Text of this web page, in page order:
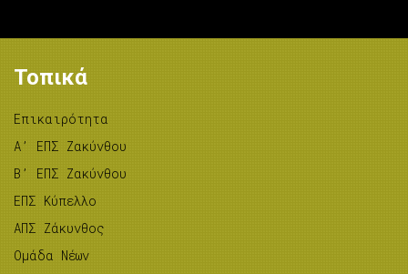
Τοπικά
Επικαιρότητα
A’ ΕΠΣ Ζακύνθου
B’ ΕΠΣ Ζακύνθου
ΕΠΣ Κύπελλο
ΑΠΣ Ζάκυνθος
Ομάδα Νέων